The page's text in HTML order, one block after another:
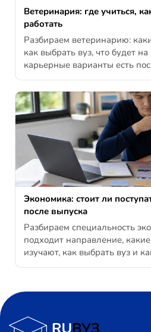
Ветеринария: где учиться,
работать
Разбираем ветеринарию:
как выбрать вуз, что будет
карьерные варианты есть
Экономика: стоит ли
после выпуска
Разбираем специальность
подходит направление,
изучают, как выбрать вуз и